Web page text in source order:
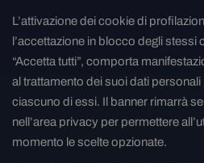
L’attivazione dei cookie di
l’accettazione in blocco degli stessi
“Accetta tutti”, comporta
al trattamento dei suoi dati
ciascuno di essi. Il banner rimarrà
nell’area privacy per permettere
momento le scelte opzionate.